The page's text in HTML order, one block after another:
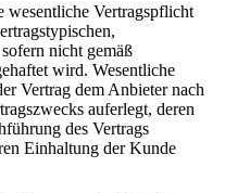
wesentliche Vertragspflicht
nicht gemäß
wird. Wesentliche
Vertrag dem Anbieter nach
auferlegt, deren
des Vertrags
Einhaltung der Kunde